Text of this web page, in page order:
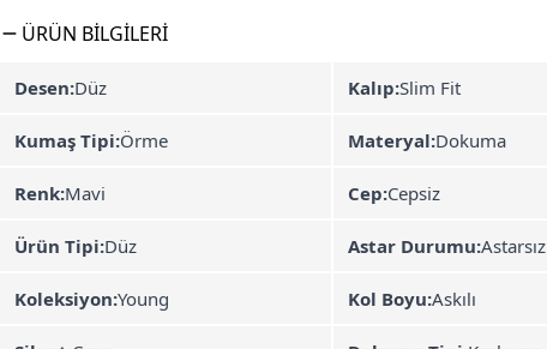
ÜRÜN BILGILERI
Desen:Düz Kalıp:Slim Fit
Kumaş Tipi:Örme Materyal:Dokuma
Renk:Mavi Cep:Cepsiz
Ürün Tipi:Düz Astar Durumu:Astarsız
Koleksiyon:Young Kol Boyu:Askılı